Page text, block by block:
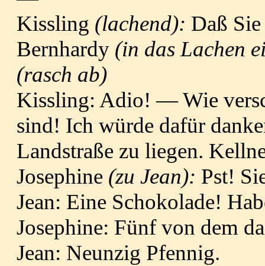
Kissling (lachend): Daß
Bernhardy (in das Lachen
(rasch ab)
Kissling: Adio! — Wie
sind! Ich würde dafür
Landstraße zu liegen.
Josephine (zu Jean): Pst!
Jean: Eine Schokolade!
Josephine: Fünf von dem
Jean: Neunzig Pfennig.